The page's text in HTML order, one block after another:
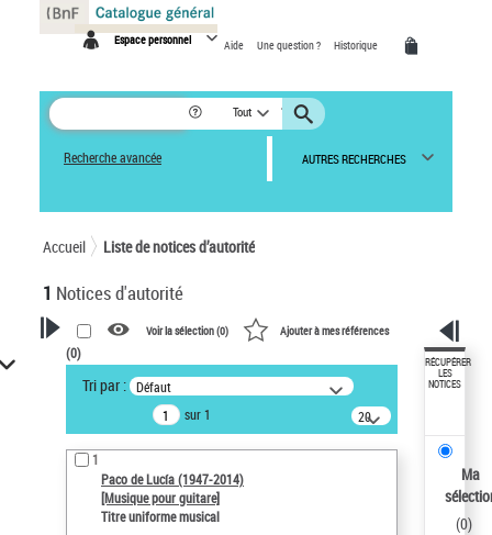
Espace personnel Aide Une question ? Historique
Tout
Recherche avancée AUTRES RECHERCHES
Accueil Liste de notices d’autorité
1 Notices d'autorité
VOTRE RECHERCHE
Recherche avancée dans les
notices d’autorité
Œuvres liées à l'auteur :
Paco de Lucía (1947-2014)
Statut de la notice d’autorité
Voir la sélection (0) Ajouter à mes références
(0)
Tri par : Défaut
sur 1
20
résultats/page
1
Paco de Lucía (1947-2014)
[Musique pour guitare]
Titre uniforme musical
RÉCUPÉRER
LES
NOTICES
Ma
(0)
Panneau de gestion des cookies